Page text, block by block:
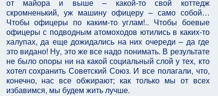
от майора и выше – какой-то свой коттедж
скромненький, уж машину офицеру – само собой…
Чтобы офицеры по каким-то углам!.. Чтобы боевые
офицеры с подводным атомоходов ютились в каких-то
халупах, да еще дожидались на них очереди – да где
это видано! Ну, это же все надо понимать. В результате
не было опоры ни на какой социальный слой у тех, кто
хотел сохранить Советский Союз. И все полагали, что,
конечно, нас все обжирают; как только мы от всех
избавимся, мы будем жить лучше.